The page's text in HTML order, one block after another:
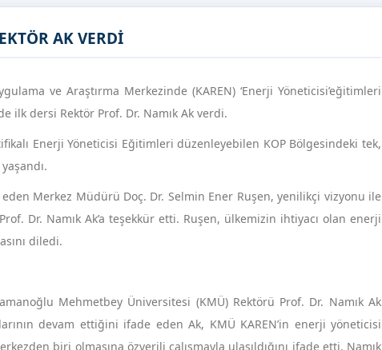
AK VERDİ
ve Araştırma Merkezinde (KAREN) ‘Enerji Yöneticisi’eğitimleri
ilk dersi Rektör Prof. Dr. Namık Ak verdi.
Enerji Yöneticisi Eğitimleri düzenleyebilen KOP Bölgesindeki tek,
Merkez Müdürü Doç. Dr. Selmin Ener Ruşen, yenilikçi vizyonu ile
Dr. Namık Ak’a teşekkür etti. Ruşen, ülkemizin ihtiyacı olan enerji
diledi.
Mehmetbey Üniversitesi (KMÜ) Rektörü Prof. Dr. Namık Ak
devam ettiğini ifade eden Ak, KMÜ KAREN’in enerji yöneticisi
biri olmasına özverili çalışmayla ulaşıldığını ifade etti. Namık